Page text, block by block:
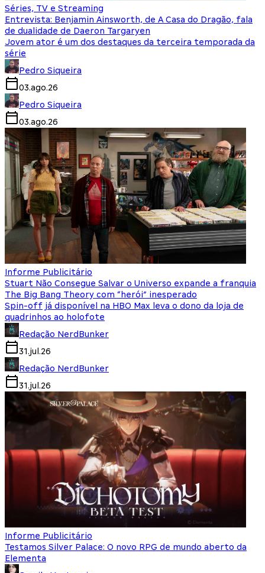
Séries, TV e Streaming
Entrevista: Benjamin Ainsworth, de A Casa do Dragão, fala
de dualidade de Daeron Targaryen
Jovem ator é um dos destaques da terceira temporada da
série
Pedro Siqueira
03.ago.26
Pedro Siqueira
03.ago.26
Informe Publicitário
Stuart Não Consegue Salvar o Universo expande a franquia
The Big Bang Theory com “herói” inesperado
Spin-off já disponível na HBO Max leva o dono da loja de
quadrinhos ao holofote
Redação NerdBunker
31.jul.26
Redação NerdBunker
31.jul.26
Informe Publicitário
Testamos Silver Palace: O novo RPG de mundo aberto da
Elementa